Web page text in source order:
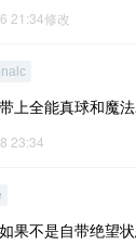
21:34修改
上全能真球和魔
23:34
果不是自带绝望